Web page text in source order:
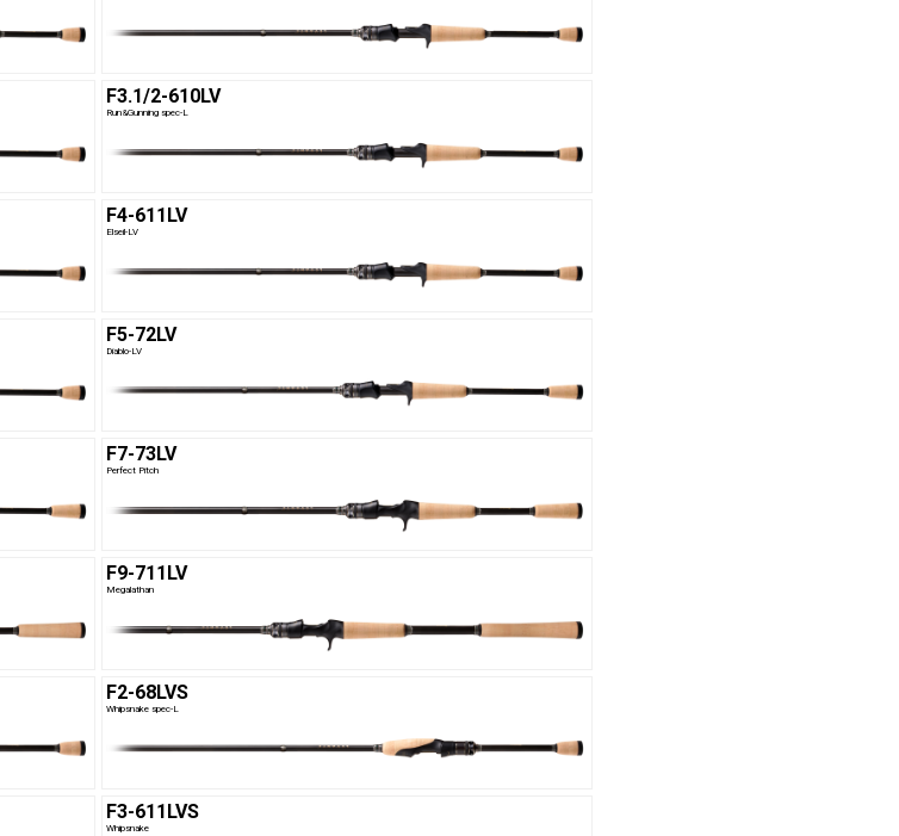
F3.1/2-610LV
Run&Gunning spec-L
F4-611LV
Elseil-LV
F5-72LV
Diablo-LV
F7-73LV
Perfect Pitch
F9-711LV
Megalathan
F2-68LVS
Whipsnake spec-L
F3-611LVS
Whipsnake